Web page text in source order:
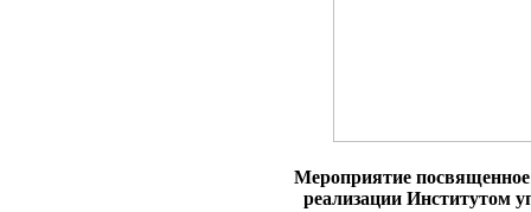
Мероприятие
реализации Институтом